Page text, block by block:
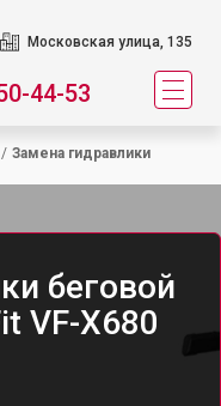
Московская улица, 135
44-53
/ Замена гидравлики
беговой
VF-X680